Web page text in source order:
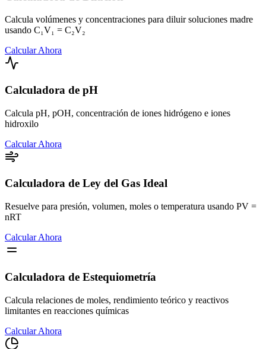
Calcula volúmenes y concentraciones para diluir soluciones madre
usando C₁V₁ = C₂V₂
Calcular Ahora
Calculadora de pH
Calcula pH, pOH, concentración de iones hidrógeno e iones
hidroxilo
Calcular Ahora
Calculadora de Ley del Gas Ideal
Resuelve para presión, volumen, moles o temperatura usando PV =
nRT
Calcular Ahora
Calculadora de Estequiometría
Calcula relaciones de moles, rendimiento teórico y reactivos
limitantes en reacciones químicas
Calcular Ahora